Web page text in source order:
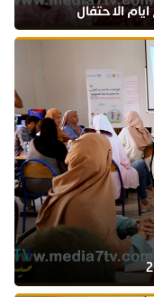
الاحتفال